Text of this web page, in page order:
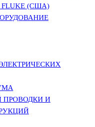
(США)
ПРОВОДКИ И